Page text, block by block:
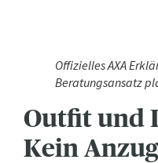
Offizielles AXA
Beratungsansatz
Outfit und
Kein